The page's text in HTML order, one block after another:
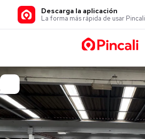
Descarga la aplicación
La forma más rápida de usar Pincali